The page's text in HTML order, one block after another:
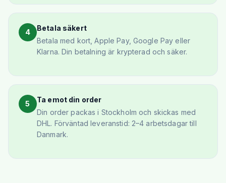
4
Betala säkert
Betala med kort, Apple Pay, Google Pay eller
Klarna. Din betalning är krypterad och säker.
5
Ta emot din order
Din order packas i Stockholm och skickas med
DHL. Förväntad leveranstid: 2–4 arbetsdagar till
Danmark.